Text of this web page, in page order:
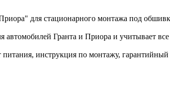
для стационарного монтажа под
Гранта и Приора и учитывает
инструкция по монтажу, гарантийный